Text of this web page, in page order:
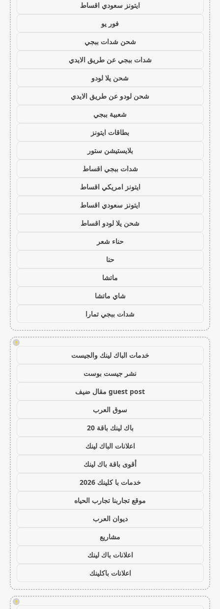
ايتونز سعودي اقساط
فور يو
شحن شدات ببجي
شدات ببجي عن طريق الايدي
شحن يلا لودو
شحن لودو عن طريق الايدي
شعبية ببجي
بطاقات ايتونز
بلايستيشن ستور
شدات ببجي اقساط
ايتونز امريكي اقساط
ايتونز سعودي اقساط
شحن يلا لودو اقساط
حناء شعر
حنا
ماتشا
شاي ماتشا
شدات ببجي تمارا
!
خدمات الباك لينك والجيست
نشر جيست بوست
guest post مقال ضيف
سوق العرب
باك لينك باقة 20
اعلانات الباك لينك
أقوى باقة باك لينك
خدمات با كلينك 2026
موقع تجاربنا تجارب الحياه
ديوان العرب
مشاريع
اعلانات باك لينك
اعلانات باكلينك
!